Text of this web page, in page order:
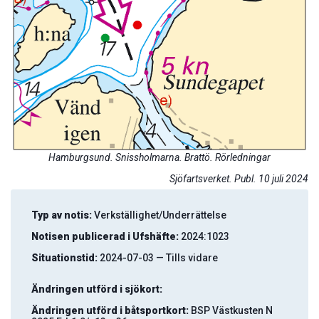
Hamburgsund. Snissholmarna. Brattö. Rörledningar
Sjöfartsverket. Publ. 10 juli 2024
Typ av notis:Verkställighet/Underrättelse
Notisen publicerad i Ufshäfte: 2024:1023
Situationstid: 2024-07-03 — Tills vidare
Ändringen utförd i sjökort:
Ändringen utförd i båtsportkort: BSP Västkusten N